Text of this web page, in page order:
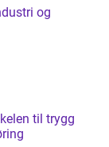
og